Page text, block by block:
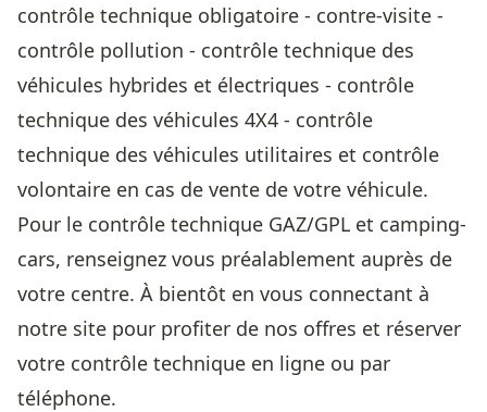
contrôle technique obligatoire - contre-visite -
contrôle pollution - contrôle technique des
véhicules hybrides et électriques - contrôle
technique des véhicules 4X4 - contrôle
technique des véhicules utilitaires et contrôle
volontaire en cas de vente de votre véhicule.
Pour le contrôle technique GAZ/GPL et camping-
cars, renseignez vous préalablement auprès de
votre centre. À bientôt en vous connectant à
notre site pour profiter de nos offres et réserver
votre contrôle technique en ligne ou par
téléphone.